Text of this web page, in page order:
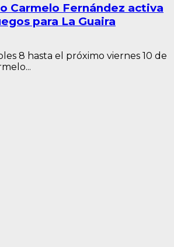
Carmelo Fernández activa
para La Guaira
8 hasta el próximo viernes 10 de